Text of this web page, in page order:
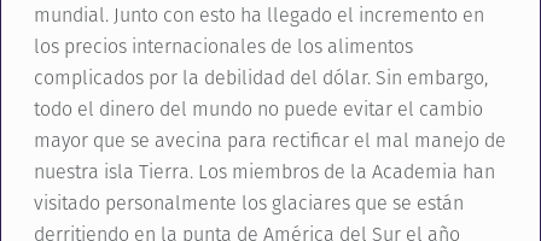
mundial. Junto con esto ha llegado el incremento en
los precios internacionales de los alimentos
complicados por la debilidad del dólar. Sin embargo,
todo el dinero del mundo no puede evitar el cambio
mayor que se avecina para rectificar el mal manejo de
nuestra isla Tierra. Los miembros de la Academia han
visitado personalmente los glaciares que se están
derritiendo en la punta de América del Sur el año